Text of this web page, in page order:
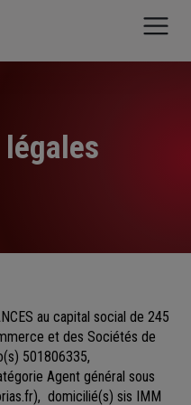
au capital social de 245
et des Sociétés de
501806335,
Agent général sous
), domicilié(s) sis IMM